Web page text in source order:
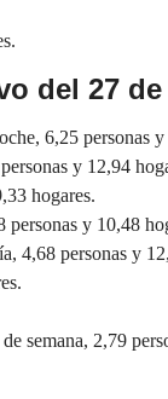
del 27
6,25 personas y
y 12,94
hogares.
personas y 10,48
4,68 personas y
semana, 2,79